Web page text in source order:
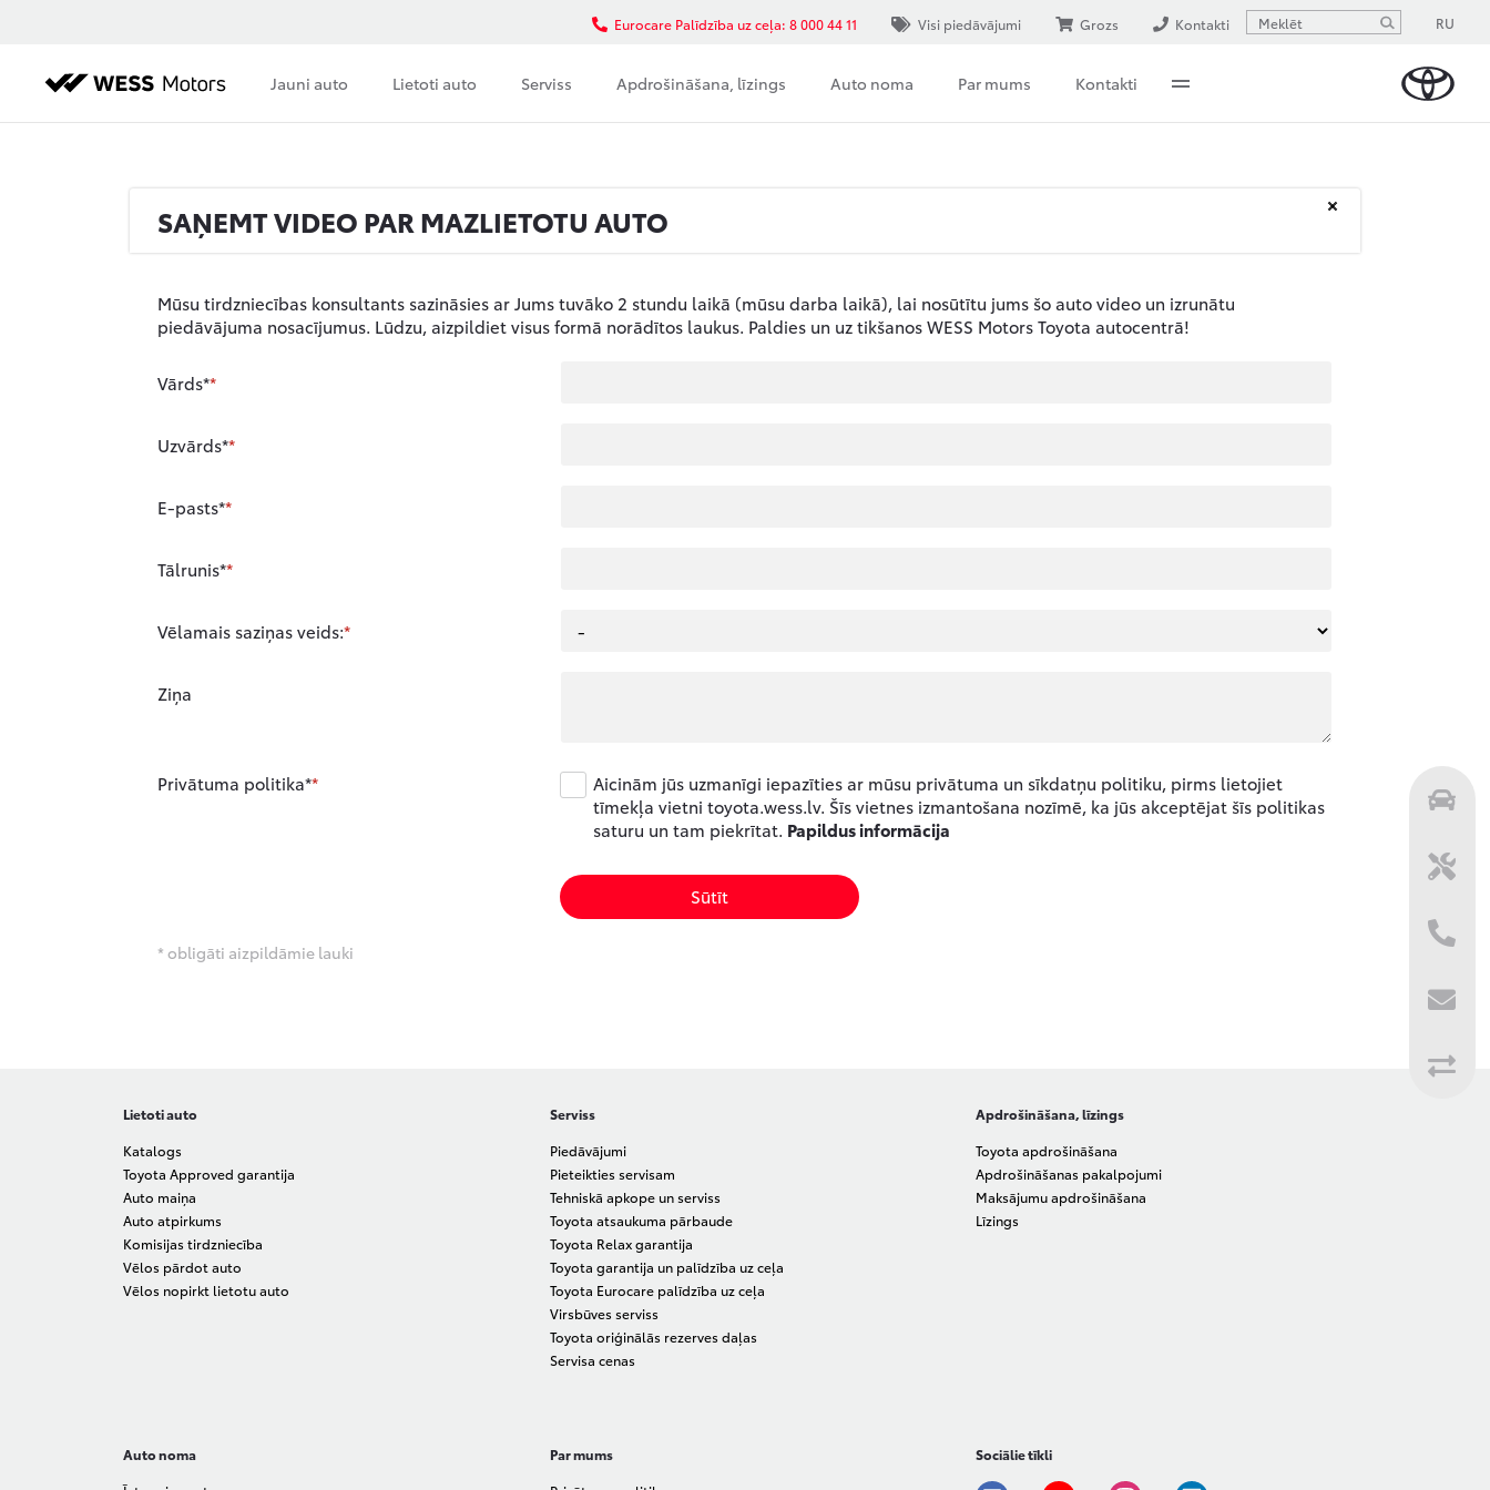
Jauni auto Lietoti auto Serviss Apdrošināšana, līzings Auto noma Par mums Kontakti
Eurocare Palīdzība uz ceļa: 8 000 44 11 Visi piedāvājumi Grozs Kontakti RU
SAŅEMT VIDEO PAR MAZLIETOTU AUTO
Mūsu tirdzniecības konsultants sazināsies ar Jums tuvāko 2 stundu laikā (mūsu darba laikā), lai nosūtītu jums šo auto video un izrunātu
piedāvājuma nosacījumus. Lūdzu, aizpildiet visus formā norādītos laukus. Paldies un uz tikšanos WESS Motors Toyota autocentrā!
Vārds*
Uzvārds*
E-pasts*
Tālrunis*
Vēlamais saziņas veids:
Ziņa
Privātuma politika*
Aicinām jūs uzmanīgi iepazīties ar mūsu privātuma un sīkdatņu politiku, pirms lietojiet
tīmekļa vietni toyota.wess.lv. Šīs vietnes izmantošana nozīmē, ka jūs akceptējat šīs politikas
saturu un tam piekrītat. Papildus informācija
Sūtīt
* obligāti aizpildāmie lauki
Lietoti auto
Katalogs
Toyota Approved garantija
Auto maiņa
Auto atpirkums
Komisijas tirdzniecība
Vēlos pārdot auto
Vēlos nopirkt lietotu auto
Serviss
Piedāvājumi
Pieteikties servisam
Tehniskā apkope un serviss
Toyota atsaukuma pārbaude
Toyota Relax garantija
Toyota garantija un palīdzība uz ceļa
Toyota Eurocare palīdzība uz ceļa
Virsbūves serviss
Toyota oriģinālās rezerves daļas
Servisa cenas
Apdrošināšana, līzings
Toyota apdrošināšana
Apdrošināšanas pakalpojumi
Maksājumu apdrošināšana
Līzings
Auto noma
Par mums
Sociālie tīkli